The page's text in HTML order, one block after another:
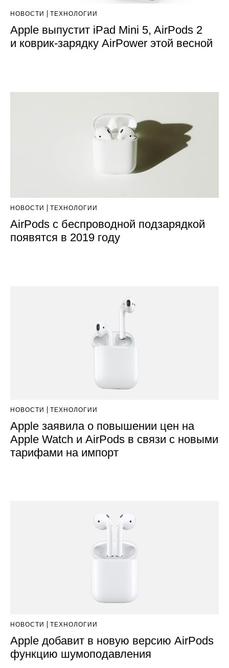
НОВОСТИ ТЕХНОЛОГИИ
Apple выпустит iPad Mini 5, AirPods 2
и коврик-зарядку AirPower этой весной
НОВОСТИ ТЕХНОЛОГИИ
AirPods с беспроводной подзарядкой
появятся в 2019 году
НОВОСТИ ТЕХНОЛОГИИ
Apple заявила о повышении цен на
Apple Watch и AirPods в связи с новыми
тарифами на импорт
НОВОСТИ ТЕХНОЛОГИИ
Apple добавит в новую версию AirPods
функцию шумоподавления